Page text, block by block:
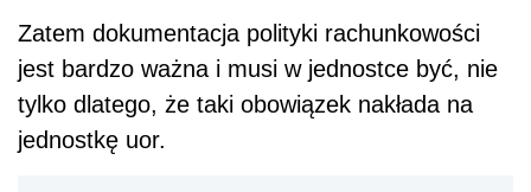
Zatem dokumentacja polityki rachunkowości
jest bardzo ważna i musi w jednostce być, nie
tylko dlatego, że taki obowiązek nakłada na
jednostkę uor.